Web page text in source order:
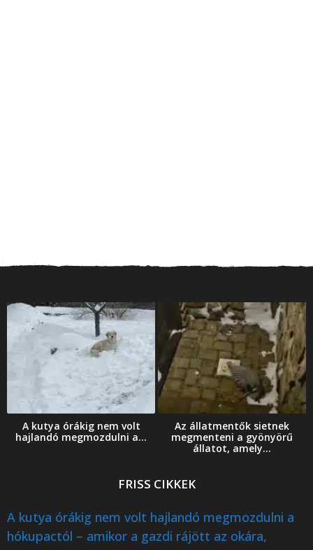
A kutya órákig nem volt
hajlandó megmozdulni a...
Az állatmentők sietnek
megmenteni a gyönyörű
állatot, amely...
FRISS CIKKEK
A kutya órákig nem volt hajlandó megmozdulni a
hókupactól – amikor a gazdi rájött az okára,